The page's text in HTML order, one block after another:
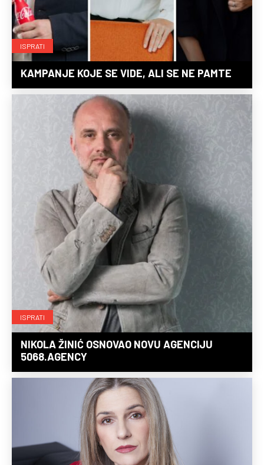
ISPRATI
KAMPANJE KOJE SE VIDE, ALI SE NE PAMTE
ISPRATI
NIKOLA ŽINIĆ OSNOVAO NOVU AGENCIJU
5068.AGENCY